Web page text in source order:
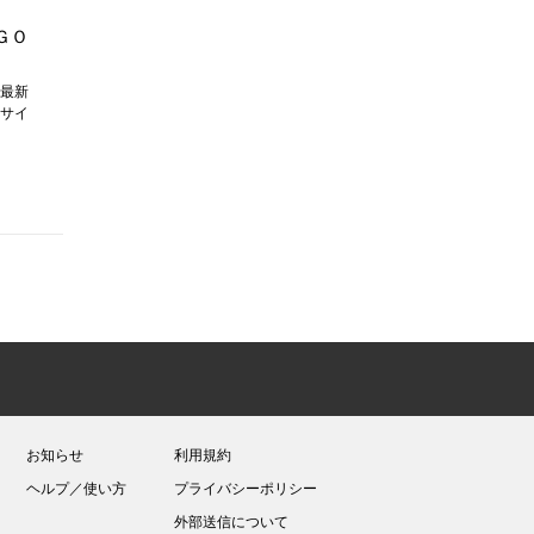
Ｏ
新
イ
お知らせ
ヘルプ／使い方
利用規約
プライバシーポリシー
外部送信について